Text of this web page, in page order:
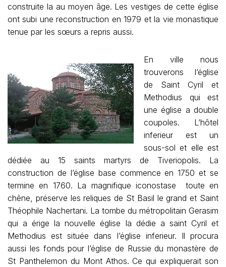
construite la au moyen âge. Les vestiges de cette église
ont subi une reconstruction en 1979 et la vie monastique
tenue par les sœurs a repris aussi.
En ville nous
trouverons l’église
de Saint Cyril et
Methodius qui est
une église a double
coupoles. L’hôtel
inferieur est un
sous-sol et elle est
dédiée au 15 saints martyrs de Tiveriopolis. La
construction de l’église base commence en 1750 et se
termine en 1760. La magnifique iconostase toute en
chêne, préserve les reliques de St Basil le grand et Saint
Théophile Nachertani. La tombe du métropolitain Gerasim
qui a érige la nouvelle église la dédie a saint Cyril et
Methodius est située dans l’église inferieur. Il procura
aussi les fonds pour l’église de Russie du monastère de
St Panthelemon du Mont Athos. Ce qui expliquerait son